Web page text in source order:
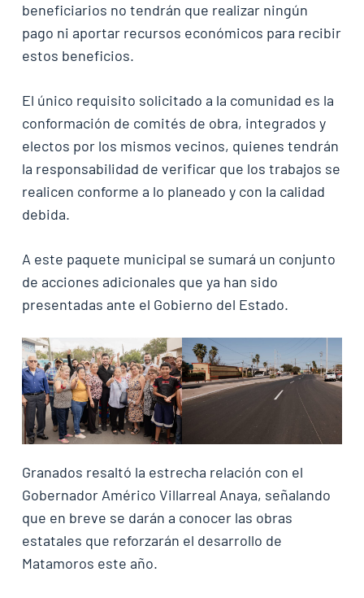
beneficiarios no tendrán que realizar ningún
pago ni aportar recursos económicos para recibir
estos beneficios.
El único requisito solicitado a la comunidad es la
conformación de comités de obra, integrados y
electos por los mismos vecinos, quienes tendrán
la responsabilidad de verificar que los trabajos se
realicen conforme a lo planeado y con la calidad
debida.
A este paquete municipal se sumará un conjunto
de acciones adicionales que ya han sido
presentadas ante el Gobierno del Estado.
Granados resaltó la estrecha relación con el
Gobernador Américo Villarreal Anaya, señalando
que en breve se darán a conocer las obras
estatales que reforzarán el desarrollo de
Matamoros este año.